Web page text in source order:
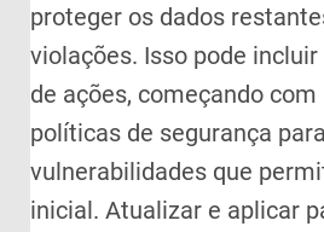
proteger os dados
violações. Isso pode
de ações, começando
políticas de segurança
vulnerabilidades que
inicial. Atualizar e aplicar